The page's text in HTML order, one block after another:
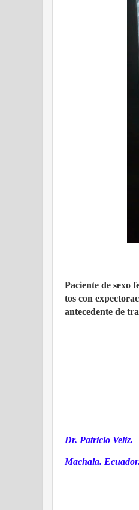
Paciente de sexo
tos con
antecedente de
Dr. Patricio Veliz.
Machala. Ecuador.